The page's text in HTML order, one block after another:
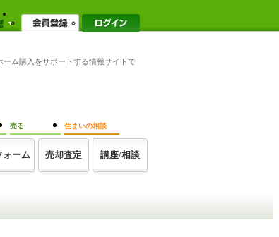
ム購入をサポートする情報サイトで
ォーム
売る
売却査定
住まいの相談
講座/相談